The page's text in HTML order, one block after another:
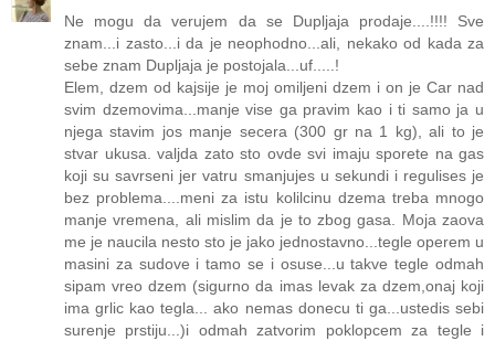
Ne mogu da verujem da se Dupljaja prodaje....!!!! Sve
znam...i zasto...i da je neophodno...ali, nekako od kada za
sebe znam Dupljaja je postojala...uf.....!
Elem, dzem od kajsije je moj omiljeni dzem i on je Car nad
svim dzemovima...manje vise ga pravim kao i ti samo ja u
njega stavim jos manje secera (300 gr na 1 kg), ali to je
stvar ukusa. valjda zato sto ovde svi imaju sporete na gas
koji su savrseni jer vatru smanjujes u sekundi i regulises je
bez problema....meni za istu kolilcinu dzema treba mnogo
manje vremena, ali mislim da je to zbog gasa. Moja zaova
me je naucila nesto sto je jako jednostavno...tegle operem u
masini za sudove i tamo se i osuse...u takve tegle odmah
sipam vreo dzem (sigurno da imas levak za dzem,onaj koji
ima grlic kao tegla... ako nemas donecu ti ga...ustedis sebi
surenje prstiju...)i odmah zatvorim poklopcem za tegle i